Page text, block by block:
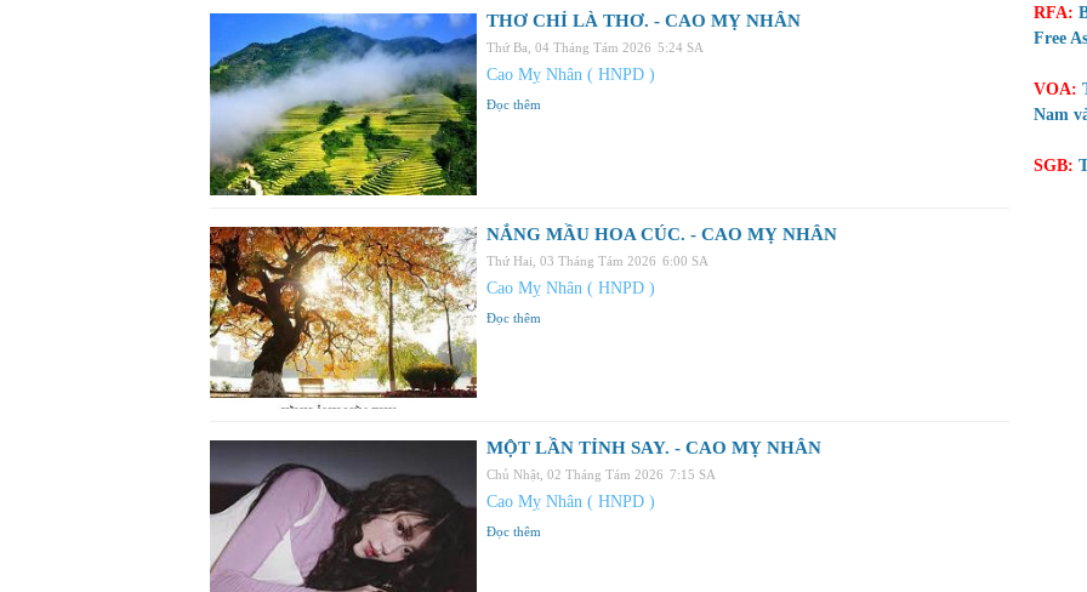
THƠ CHỈ LÀ THƠ. - CAO MỴ NHÂN
Thứ Ba, 04 Tháng Tám 2026 5:24 SA
Cao Mỵ Nhân ( HNPD )
Đọc thêm
NẮNG MẦU HOA CÚC. - CAO MỴ NHÂN
Thứ Hai, 03 Tháng Tám 2026 6:00 SA
Cao Mỵ Nhân ( HNPD )
Đọc thêm
MỘT LẦN TỈNH SAY. - CAO MỴ NHÂN
Chủ Nhật, 02 Tháng Tám 2026 7:15 SA
Cao Mỵ Nhân ( HNPD )
Đọc thêm
RFA:
Free
VOA:
Nam
SGB: